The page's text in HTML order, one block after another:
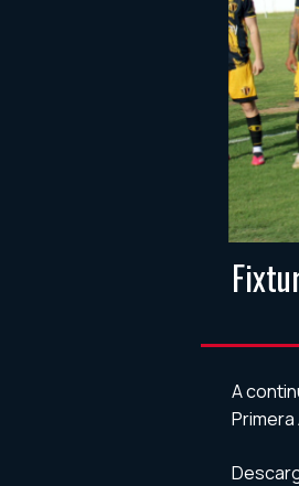
A
Primera